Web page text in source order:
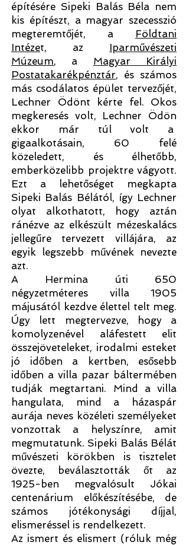
építésére Sipeki Balás Béla nem
kis építészt, a magyar szecesszió
megteremtőjét, a Földtani
Intézet, az Iparművészeti
Múzeum, a Magyar Királyi
Postatakarékpénztár, és számos
más csodálatos épület tervezőjét,
Lechner Ödönt kérte fel. Okos
megkeresés volt, Lechner Ödön
ekkor már túl volt a
gigaalkotásain, 60 felé
közeledett, és élhetőbb,
emberközelibb projektre vágyott.
Ezt a lehetőséget megkapta
Sipeki Balás Bélától, így Lechner
olyat alkothatott, hogy aztán
ránézve az elkészült mézeskalács
jellegűre tervezett villájára, az
egyik legszebb művének nevezte
azt.
A Hermina úti 650
négyzetméteres villa 1905
májusától kezdve élettel telt meg.
Úgy lett megtervezve, hogy a
komolyzenével aláfestett elit
összejöveteleket, irodalmi esteket
jó időben a kertben, esősebb
időben a villa pazar báltermében
tudják megtartani. Mind a villa
hangulata, mind a házaspár
aurája neves közéleti személyeket
vonzottak a helyszínre, amit
megmutatunk. Sipeki Balás Bélát
művészeti körökben is tisztelet
övezte, beválasztották őt az
1925-ben megvalósult Jókai
centenárium előkészítésébe, de
számos jótékonysági díjjal,
elismeréssel is rendelkezett.
Az ismert és elismert (róluk még